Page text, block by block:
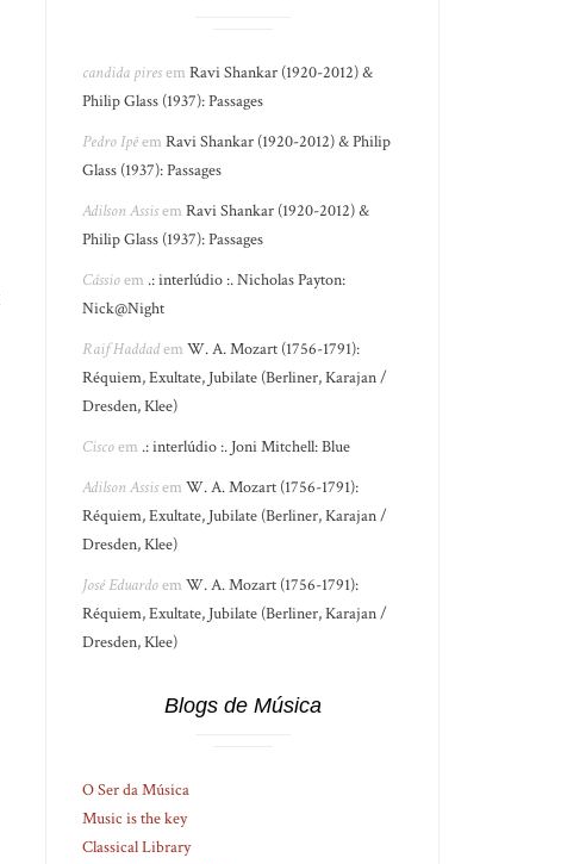
candida piresemRavi Shankar (1920-2012) &
Philip Glass (1937): Passages
Pedro IpêemRavi Shankar (1920-2012) & Philip
Glass (1937): Passages
Adilson AssisemRavi Shankar (1920-2012) &
Philip Glass (1937): Passages
Cássioem .: interlúdio :. Nicholas Payton:
Nick@Night
Raif HaddademW. A. Mozart (1756-1791):
Réquiem, Exultate, Jubilate (Berliner, Karajan /
Dresden, Klee)
Ciscoem .: interlúdio :. Joni Mitchell: Blue
Adilson AssisemW. A. Mozart (1756-1791):
Réquiem, Exultate, Jubilate (Berliner, Karajan /
Dresden, Klee)
José EduardoemW. A. Mozart (1756-1791):
Réquiem, Exultate, Jubilate (Berliner, Karajan /
Dresden, Klee)
Blogs de Música
O Ser da Música
Music is the key
Classical Library